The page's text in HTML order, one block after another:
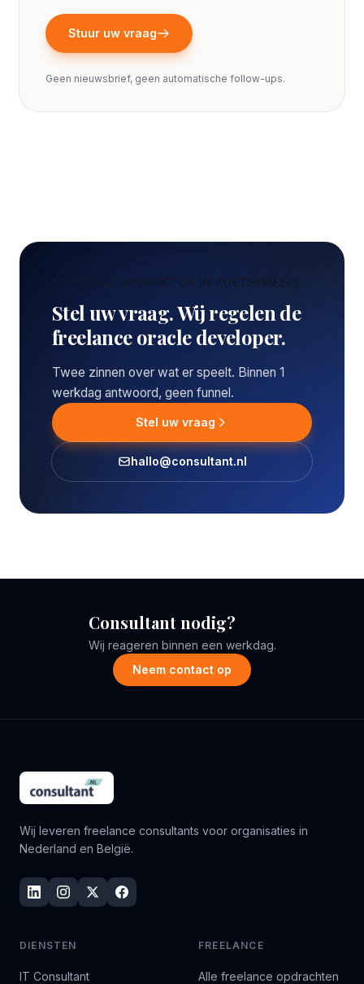
Stuur uw vraag
Geen nieuwsbrief, geen automatische follow-ups.
CONCREET VRAAGSTUK IN ZOETERMEER?
Stel uw vraag. Wij regelen de
freelance oracle developer.
Twee zinnen over wat er speelt. Binnen 1
werkdag antwoord, geen funnel.
Stel uw vraag
hallo@consultant.nl
Consultant nodig?
Wij reageren binnen een werkdag.
Neem contact op
Wij leveren freelance consultants voor organisaties in
Nederland en België.
DIENSTEN
IT Consultant
FREELANCE
Alle freelance opdrachten